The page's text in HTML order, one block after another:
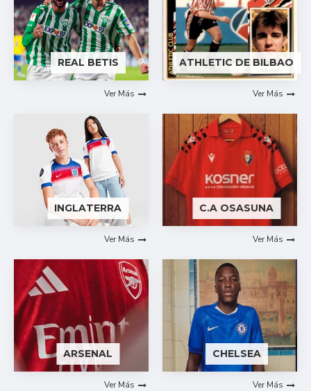
REAL BETIS
Ver Más
ATHLETIC DE BILBAO
Ver Más
INGLATERRA
Ver Más
C.A OSASUNA
Ver Más
ARSENAL
Ver Más
CHELSEA
Ver Más